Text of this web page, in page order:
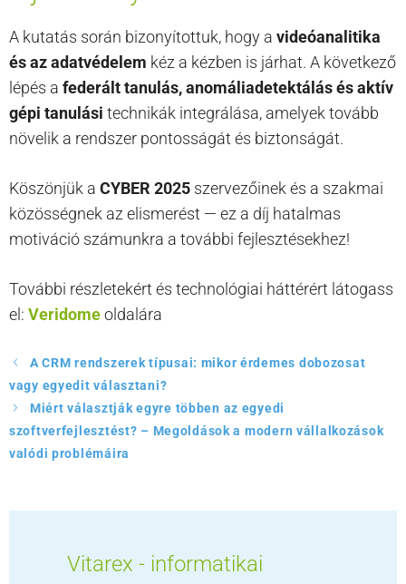
A kutatás során bizonyítottuk, hogy a videóanalitika
és az adatvédelem kéz a kézben is járhat. A következő
lépés a federált tanulás, anomáliadetektálás és aktív
gépi tanulási technikák integrálása, amelyek tovább
növelik a rendszer pontosságát és biztonságát.
Köszönjük a CYBER 2025 szervezőinek és a szakmai
közösségnek az elismerést — ez a díj hatalmas
motiváció számunkra a további fejlesztésekhez!
További részletekért és technológiai háttérért látogass
el: Veridomeoldalára
A CRM rendszerek típusai: mikor érdemes dobozosat
vagy egyedit választani?
Miért választják egyre többen az egyedi
szoftverfejlesztést? – Megoldások a modern vállalkozások
valódi problémáira
Vitarex - informatikai